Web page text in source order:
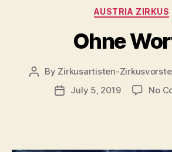
AUSTRIA ZIRKUS
Ohne
Post
author
By Zirkusartisten-
PostJuly 5, 2019 No